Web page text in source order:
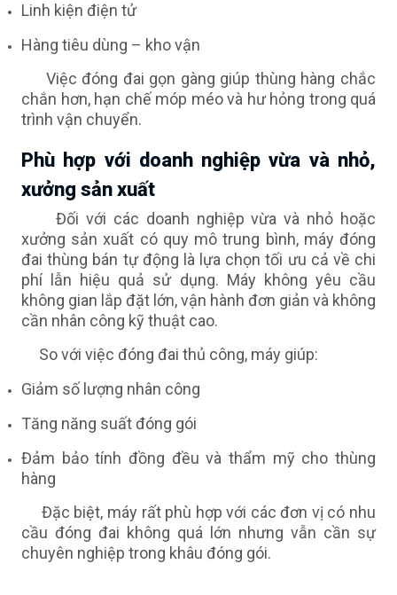
Linh kiện điện tử
Hàng tiêu dùng – kho vận
Việc đóng đai gọn gàng giúp thùng hàng chắc
chắn hơn, hạn chế móp méo và hư hỏng trong quá
trình vận chuyển.
Phù hợp với doanh nghiệp vừa và nhỏ,
xưởng sản xuất
Đối với các doanh nghiệp vừa và nhỏ hoặc
xưởng sản xuất có quy mô trung bình, máy đóng
đai thùng bán tự động là lựa chọn tối ưu cả về chi
phí lẫn hiệu quả sử dụng. Máy không yêu cầu
không gian lắp đặt lớn, vận hành đơn giản và không
cần nhân công kỹ thuật cao.
So với việc đóng đai thủ công, máy giúp:
Giảm số lượng nhân công
Tăng năng suất đóng gói
Đảm bảo tính đồng đều và thẩm mỹ cho thùng
hàng
Đặc biệt, máy rất phù hợp với các đơn vị có nhu
cầu đóng đai không quá lớn nhưng vẫn cần sự
chuyên nghiệp trong khâu đóng gói.